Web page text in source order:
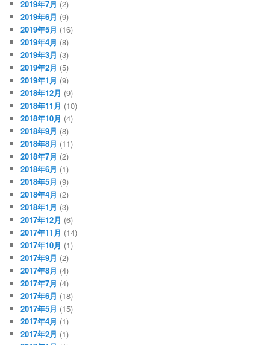
2019年7月 (2)
2019年6月 (9)
2019年5月 (16)
2019年4月 (8)
2019年3月 (3)
2019年2月 (5)
2019年1月 (9)
2018年12月 (9)
2018年11月 (10)
2018年10月 (4)
2018年9月 (8)
2018年8月 (11)
2018年7月 (2)
2018年6月 (1)
2018年5月 (9)
2018年4月 (2)
2018年1月 (3)
2017年12月 (6)
2017年11月 (14)
2017年10月 (1)
2017年9月 (2)
2017年8月 (4)
2017年7月 (4)
2017年6月 (18)
2017年5月 (15)
2017年4月 (1)
2017年2月 (1)